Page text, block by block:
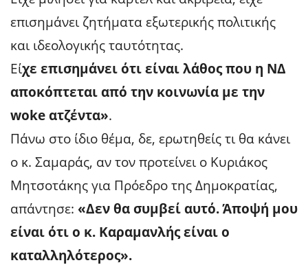
επισημάνει ζητήματα εξωτερικής πολιτικής
και ιδεολογικής ταυτότητας.
Είχε επισημάνει ότι είναι λάθος που η ΝΔ
αποκόπτεται από την κοινωνία με την
woke ατζέντα».
Πάνω στο ίδιο θέμα, δε, ερωτηθείς τι θα κάνει
ο κ. Σαμαράς, αν τον προτείνει ο Κυριάκος
Μητσοτάκης για Πρόεδρο της Δημοκρατίας,
απάντησε: «Δεν θα συμβεί αυτό. Άποψή μου
είναι ότι ο κ. Καραμανλής είναι ο
καταλληλότερος».